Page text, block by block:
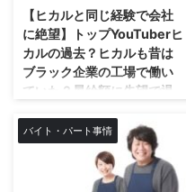
でブログ歴は約5年です。今もこ
うやってブログを書いて投稿して
いる訳ですが、 僕が本業で勤め
る会社は酒屋です。ブラック企業
のね。 😎 w まぁ皆さん酒屋と言
えばどんなイメージを持つでしょ
う？ 例えは3kですかね。 僕的に
は酒屋を例えるなら少し3kとは
違います、言うならOSYCです。
「重い、しんどい、安月給、長時
【ヒカルと同じ経験で会社
に絶望】トップYouTuberヒ
カルの過去？ヒカルも昔は
ブラック企業の工場で働い
ていた？昇給額に失望で退
働く自分と昔の社員時代の
ヒカルの姿が重なって見え
た瞬間…初めてヒカルに強く
共感出来た動画内でのヒカ
バイト・パート事情